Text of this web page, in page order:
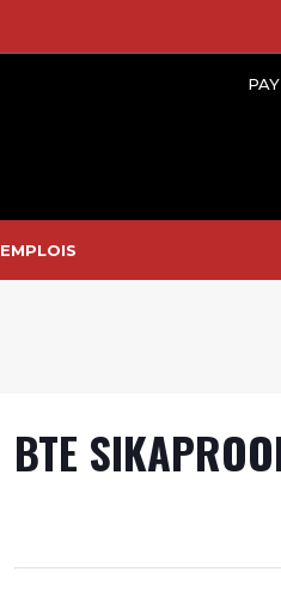
EMPLOIS
BTE